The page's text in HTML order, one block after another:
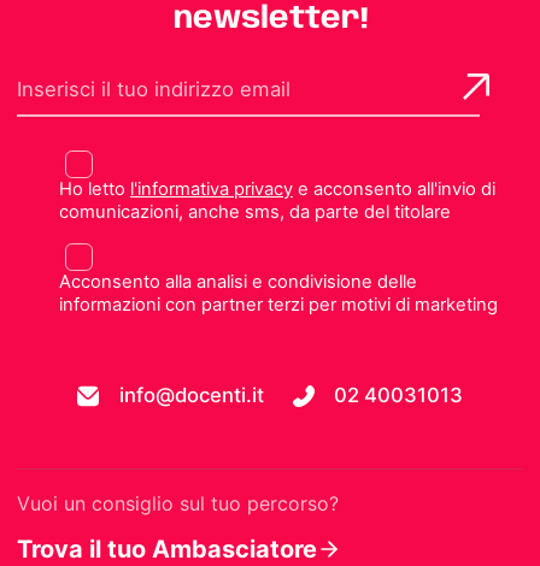
newsletter!
Ho letto l'informativa privacye acconsento all'invio di
comunicazioni, anche sms, da parte del titolare
Acconsento alla analisi e condivisione delle
informazioni con partner terzi per motivi di marketing
info@docenti.it 02 40031013
Vuoi un consiglio sul tuo percorso?
Trova il tuo Ambasciatore